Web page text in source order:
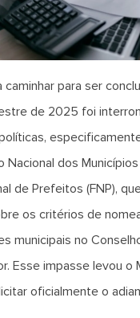
caminhar para ser
de 2025 foi
Nacional dos Municípios
de Prefeitos (FNP),
os critérios de
municipais no
Esse impasse levou o
oficialmente o